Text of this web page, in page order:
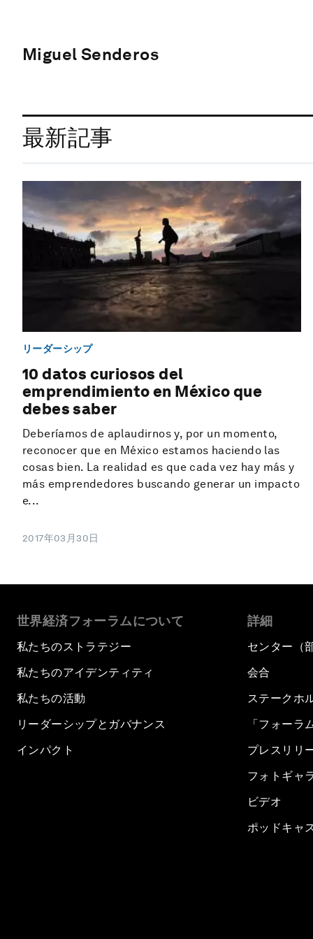
Miguel Senderos
最新記事
リーダーシップ
10 datos curiosos del
emprendimiento en México que
debes saber
Deberíamos de aplaudirnos y, por un momento,
reconocer que en México estamos haciendo las
cosas bien. La realidad es que cada vez hay más y
más emprendedores buscando generar un impacto
e...
2017年03月30日
世界経済フォーラムについて
私たちのストラテジー
私たちのアイデンティティ
私たちの活動
リーダーシップとガバナンス
インパクト
詳細
センター（
会合
ステークホ
「フォーラ
プレスリリ
フォトギャ
ビデオ
ポッドキャ